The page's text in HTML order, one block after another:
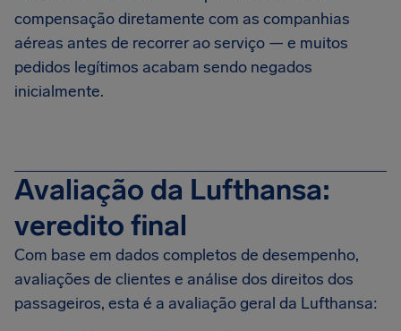
compensação diretamente com as companhias
aéreas antes de recorrer ao serviço — e muitos
pedidos legítimos acabam sendo negados
inicialmente.
Avaliação da Lufthansa:
veredito final
Com base em dados completos de desempenho,
avaliações de clientes e análise dos direitos dos
passageiros, esta é a avaliação geral da Lufthansa: